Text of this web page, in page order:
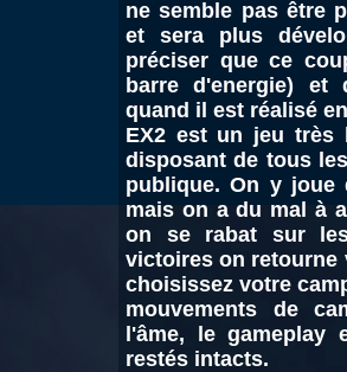
ne semble pas être
et sera plus
préciser que ce
barre d'energie) et
quand il est réalisé
EX2 est un jeu très
disposant de tous
publique. On y joue
mais on a du mal à
on se rabat sur
victoires on retourne
choisissez votre
mouvements de
l'âme, le
restés intacts.